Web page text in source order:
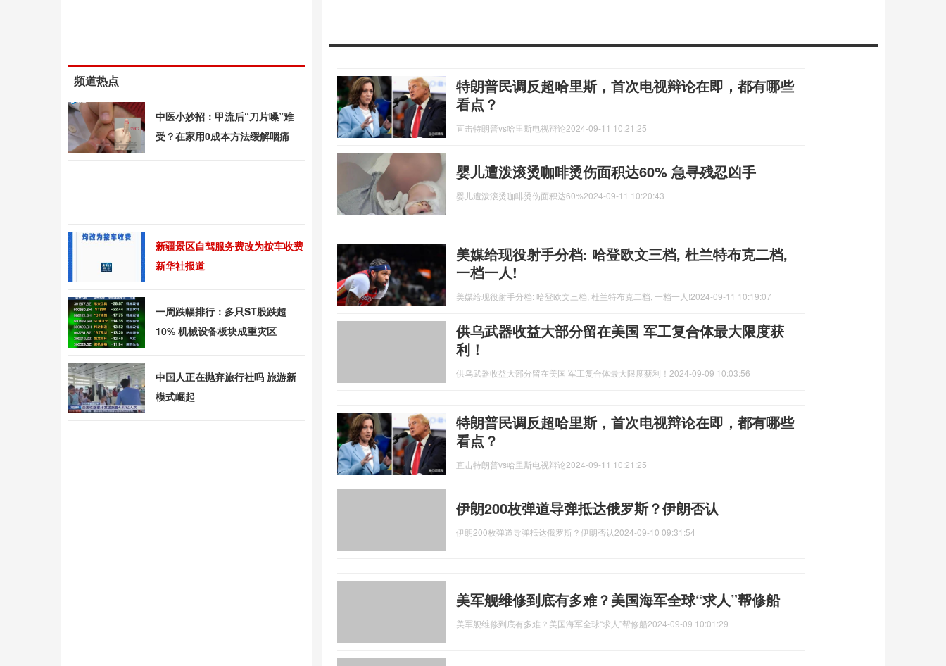
特朗普民调反超哈里斯，首次电视辩论在即，都有哪些
看点？
直击特朗普vs哈里斯电视辩论2024-09-11 10:21:25
婴儿遭泼滚烫咖啡烫伤面积达60% 急寻残忍凶手
婴儿遭泼滚烫咖啡烫伤面积达60%2024-09-11 10:20:43
美媒给现役射手分档: 哈登欧文三档, 杜兰特布克二档,
一档一人!
美媒给现役射手分档: 哈登欧文三档, 杜兰特布克二档, 一档一人!2024-09-11 10:19:07
供乌武器收益大部分留在美国 军工复合体最大限度获
利！
供乌武器收益大部分留在美国 军工复合体最大限度获利！ 2024-09-09 10:03:56
特朗普民调反超哈里斯，首次电视辩论在即，都有哪些
看点？
直击特朗普vs哈里斯电视辩论2024-09-11 10:21:25
伊朗200枚弹道导弹抵达俄罗斯？伊朗否认
伊朗200枚弹道导弹抵达俄罗斯？伊朗否认2024-09-10 09:31:54
美军舰维修到底有多难？美国海军全球“求人”帮修船
美军舰维修到底有多难？美国海军全球“求人”帮修船2024-09-09 10:01:29
频道热点
中医小妙招：甲流后“刀片嗓”难
受？在家用0成本方法缓解咽痛
新疆景区自驾服务费改为按车收费
新华社报道
一周跌幅排行：多只ST股跌超
10% 机械设备板块成重灾区
中国人正在抛弃旅行社吗 旅游新
模式崛起